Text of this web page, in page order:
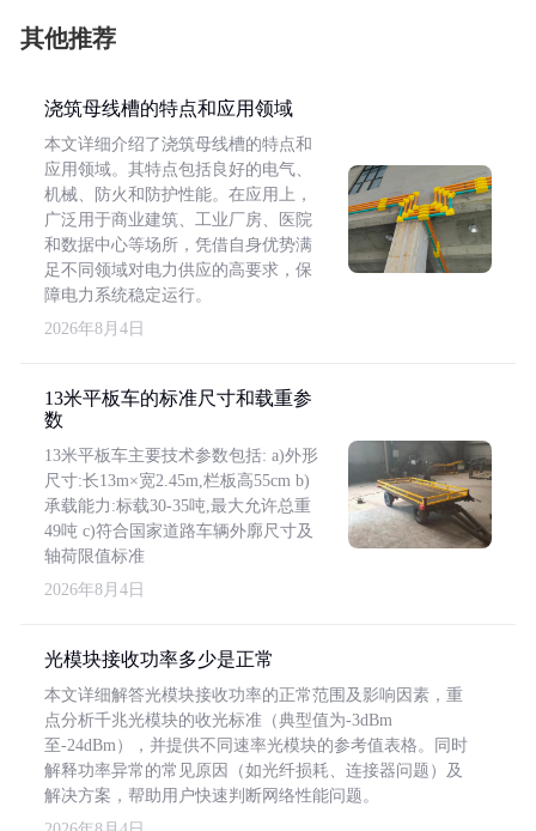
其他推荐
浇筑母线槽的特点和应用领域
本文详细介绍了浇筑母线槽的特点和
应用领域。其特点包括良好的电气、
机械、防火和防护性能。在应用上，
广泛用于商业建筑、工业厂房、医院
和数据中心等场所，凭借自身优势满
足不同领域对电力供应的高要求，保
障电力系统稳定运行。
2026年8月4日
13米平板车的标准尺寸和载重参
数
13米平板车主要技术参数包括: a)外形
尺寸:长13m×宽2.45m,栏板高55cm b)
承载能力:标载30-35吨,最大允许总重
49吨 c)符合国家道路车辆外廓尺寸及
轴荷限值标准
2026年8月4日
光模块接收功率多少是正常
本文详细解答光模块接收功率的正常范围及影响因素，重
点分析千兆光模块的收光标准（典型值为-3dBm
至-24dBm），并提供不同速率光模块的参考值表格。同时
解释功率异常的常见原因（如光纤损耗、连接器问题）及
解决方案，帮助用户快速判断网络性能问题。